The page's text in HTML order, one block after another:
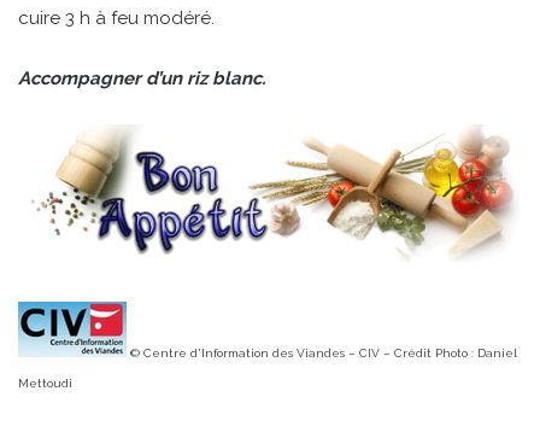
cuire 3 h à feu modéré.
Accompagner d’un riz blanc.
© Centre d'Information des Viandes – CIV – Crédit Photo : Daniel
Mettoudi